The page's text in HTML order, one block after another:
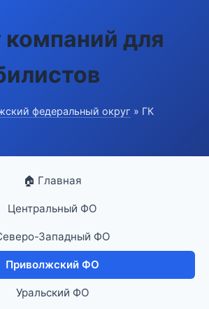
компаний для
федеральный округ » ГК
🏠 Главная
Центральный ФО
Западный ФО
Приволжский ФО
Уральский ФО